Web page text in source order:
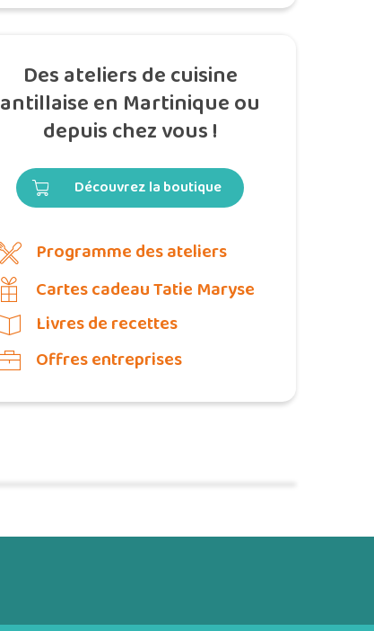
Des ateliers de cuisine
antillaise en Martinique ou
depuis chez vous !
Découvrez la boutique
Programme des ateliers
Cartes cadeau Tatie Maryse
Livres de recettes
Offres entreprises